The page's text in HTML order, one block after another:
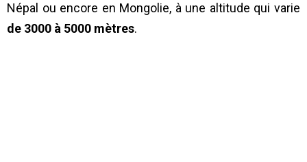
Népal ou encore en Mongolie, à une altitude qui varie
de 3000 à 5000 mètres.